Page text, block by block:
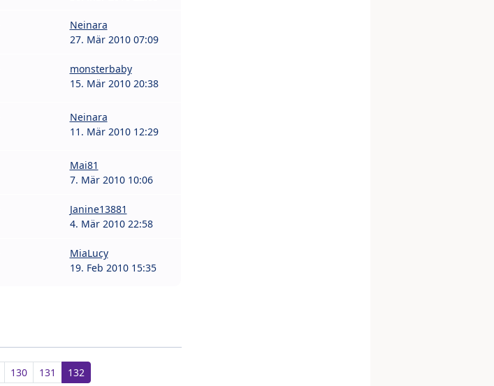
Neinara
27. Mär 2010 07:09
monsterbaby
15. Mär 2010 20:38
Neinara
11. Mär 2010 12:29
Mai81
7. Mär 2010 10:06
Janine13881
4. Mär 2010 22:58
MiaLucy
19. Feb 2010 15:35
130 131 132